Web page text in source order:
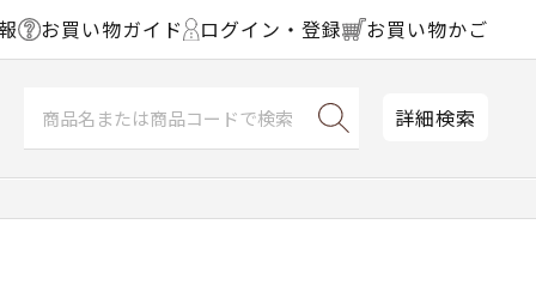
お買い物ガイド ログイン・登録 お買い物かご
詳細検索